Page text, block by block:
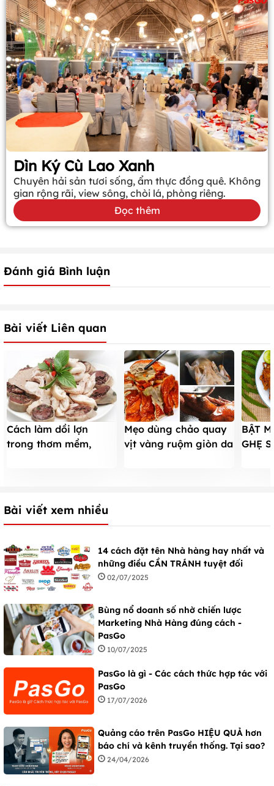
Dìn Ký Cù Lao Xanh
Chuyên hải sản tươi sống, ẩm thực đồng quê. Không
gian rộng rãi, view sông, chòi lá, phòng riêng.
Đọc thêm
Đánh giá Bình luận
Bài viết Liên quan
Cách làm dồi lợn
trong thơm mềm,
Mẹo dùng chảo quay
vịt vàng ruộm giòn da
BẬT
GHẸ
Bài viết xem nhiều
14 cách đặt tên Nhà hàng hay nhất và
những điều CẦN TRÁNH tuyệt đối
02/07/2025
Bùng nổ doanh số nhờ chiến lược
Marketing Nhà Hàng đúng cách -
PasGo
10/07/2025
PasGo là gì - Các cách thức hợp tác với
PasGo
17/07/2026
Quảng cáo trên PasGo HIỆU QUẢ hơn
báo chí và kênh truyền thống. Tại sao?
24/04/2026